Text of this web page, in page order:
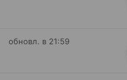
обновл. в 21:59